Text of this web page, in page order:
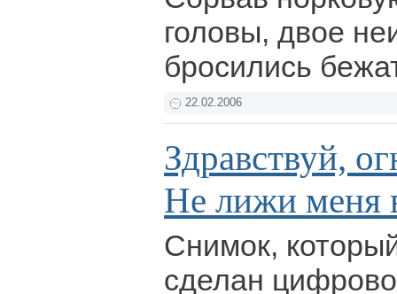
головы, двое
бросились
22.02.2006
Здравствуй,
Не лижи меня
Снимок,
сделан